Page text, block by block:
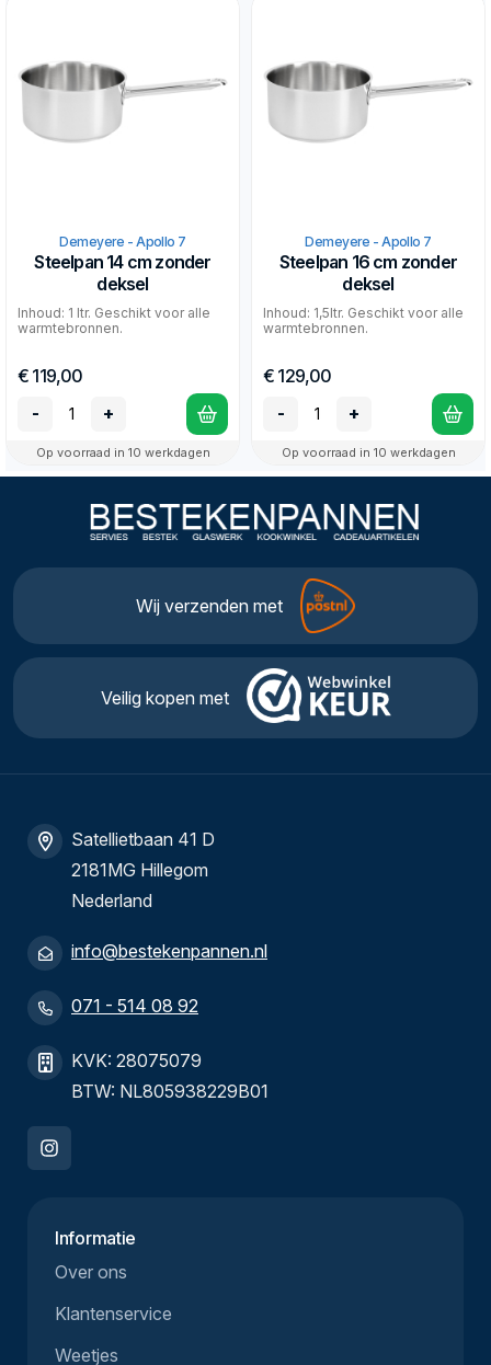
Demeyere - Apollo 7
Steelpan 14 cm zonder
deksel
Inhoud: 1 ltr. Geschikt voor alle
warmtebronnen.
€ 119,00
-
+
Op voorraad in 10 werkdagen
Demeyere - Apollo 7
Steelpan 16 cm zonder
deksel
Inhoud: 1,5ltr. Geschikt voor alle
warmtebronnen.
€ 129,00
-
+
Op voorraad in 10 werkdagen
Wij verzenden met
Veilig kopen met
Satellietbaan 41 D
2181MG Hillegom
Nederland
info@bestekenpannen.nl
071 - 514 08 92
KVK: 28075079
BTW: NL805938229B01
Informatie
Over ons
Klantenservice
Weetjes